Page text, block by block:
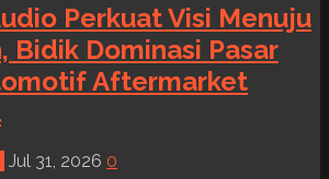
Perkuat Visi Menuju
Bidik Dominasi Pasar
Aftermarket
Jul 31, 2026 0